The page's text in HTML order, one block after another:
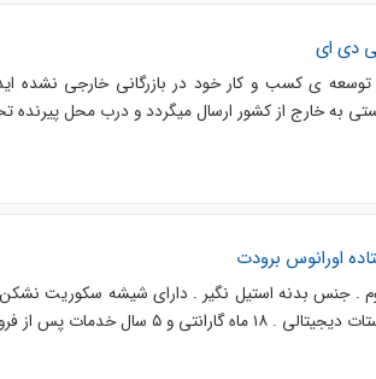
دی ای
توسعه ی کسب و کار خود در بازرگانی خارجی نشده
به خارج از کشور ارسال میگردد و درب محل پیرنده
اورانوس برودت
خدمات پس از فروش . ارسال به سراسر ...